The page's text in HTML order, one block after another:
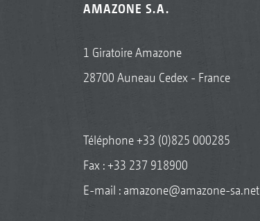
AMAZONE S.A.
1 Giratoire Amazone
28700 Auneau Cedex - France
Téléphone+33 (0)825 000285
Fax : +33 237 918900
E-mail : amazone@amazone-sa.net